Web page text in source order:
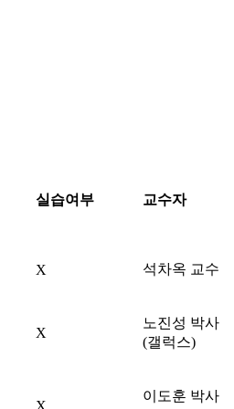
실습여부 교수자
X 석차옥 교수
X
노진성 박사
(갤럭스)
X
이도훈 박사